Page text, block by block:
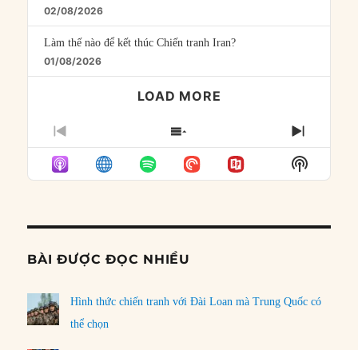
02/08/2026
Làm thế nào để kết thúc Chiến tranh Iran?
01/08/2026
LOAD MORE
PREVIOUS
EPISODE
SHOW
EPISODES
LIST
NEXT
Show
Podcast
BÀI ĐƯỢC ĐỌC NHIỀU
Hình thức chiến tranh với Đài Loan mà Trung Quốc có
thể chọn